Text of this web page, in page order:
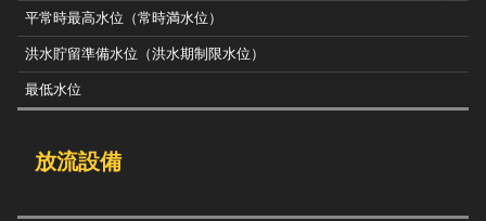
平常時最高水位（常時満水位）
洪水貯留準備水位（洪水期制限水位）
最低水位
放流設備